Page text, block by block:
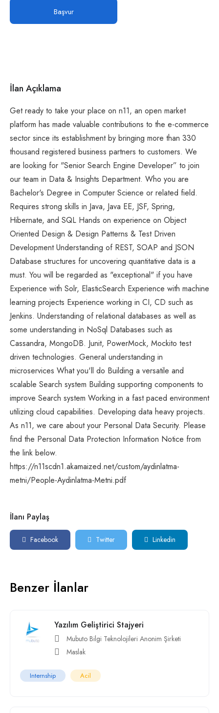
Başvur
İlan Açıklama
Get ready to take your place on n11, an open market
platform has made valuable contributions to the e-commerce
sector since its establishment by bringing more than 330
thousand registered business partners to customers. We
are looking for "Senior Search Engine Developer” to join
our team in Data & Insights Department. Who you are
Bachelor's Degree in Computer Science or related field.
Requires strong skills in Java, Java EE, JSF, Spring,
Hibernate, and SQL Hands on experience on Object
Oriented Design & Design Patterns & Test Driven
Development Understanding of REST, SOAP and JSON
Database structures for uncovering quantitative data is a
must. You will be regarded as "exceptional" if you have
Experience with Solr, ElasticSearch Experience with machine
learning projects Experience working in CI, CD such as
Jenkins. Understanding of relational databases as well as
some understanding in NoSql Databases such as
Cassandra, MongoDB. Junit, PowerMock, Mockito test
driven technologies. General understanding in
microservices What you'll do Building a versatile and
scalable Search system Building supporting components to
improve Search system Working in a fast paced environment
utilizing cloud capabilities. Developing data heavy projects.
As n11, we care about your Personal Data Security. Please
find the Personal Data Protection Information Notice from
the link below.
https://n11scdn1.akamaized.net/custom/aydinlatma-
metni/People-Aydinlatma-Metni.pdf
İlanı Paylaş
Facebook Twitter Linkedin
Benzer İlanlar
Yazılım Geliştirici Stajyeri
Mubuto Bilgi Teknolojileri Anonim Şirketi
Maslak
Internship Acil